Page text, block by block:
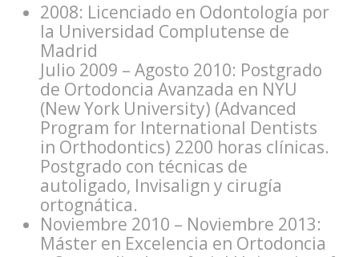
2008: Licenciado en Odontología por
la Universidad Complutense de
Madrid
Julio 2009 – Agosto 2010: Postgrado
de Ortodoncia Avanzada en NYU
(New York University) (Advanced
Program for International Dentists
in Orthodontics) 2200 horas clínicas.
Postgrado con técnicas de
autoligado, Invisalign y cirugía
ortognática.
Noviembre 2010 – Noviembre 2013:
Máster en Excelencia en Ortodoncia